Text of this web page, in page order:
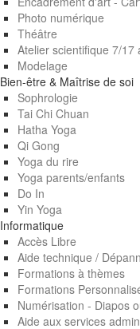
Photo numérique
Théâtre
Atelier scientifique 7/17
Modelage
Bien-être & Maîtrise de soi
Sophrologie
Tai Chi Chuan
Hatha Yoga
Qi Gong
Yoga du rire
Yoga parents/enfants
Do In
Yin Yoga
Informatique
Accès Libre
Aide technique /
Formations à thèmes
Formations
Numérisation - Diapos
Aide aux services